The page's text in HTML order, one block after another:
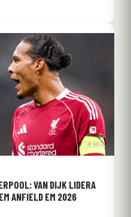
VAN DIJK LIDERA
ANFIELD EM 2026